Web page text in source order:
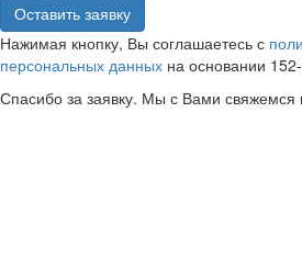
Оставить заявку
Нажимая кнопку, Вы соглашаетесь с
персональных данных на основании
Спасибо за заявку. Мы с Вами свяжемся